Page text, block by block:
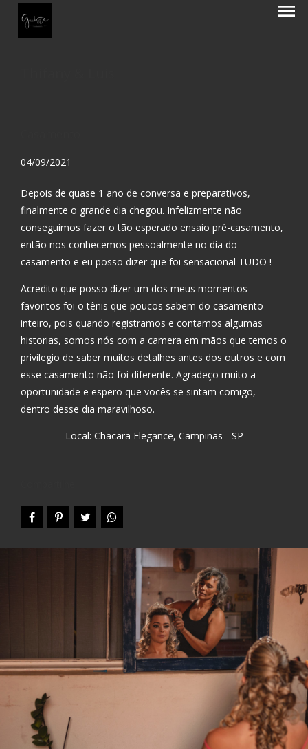
menu
04/09/2021
Depois de quase 1 ano de conversa e preparativos,
finalmente o grande dia chegou. Infelizmente não
conseguimos fazer o tão esperado ensaio pré-casamento,
então nos conhecemos pessoalmente no dia do
casamento e eu posso dizer que foi sensacional TUDO !
Acredito que posso dizer um dos meus momentos
favoritos foi o tênis que poucos sabem do casamento
inteiro, pois quando registramos e contamos algumas
historias, somos nós com a camera em mãos que temos o
privilegio de saber muitos detalhes antes dos outros e com
esse casamento não foi diferente. Agradeço muito a
oportunidade e espero que vocês se sintam comigo,
dentro desse dia maravilhoso.
Local: Chacara Elegance, Campinas - SP